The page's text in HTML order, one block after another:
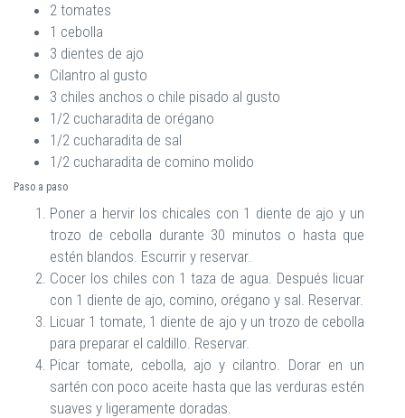
2 tomates
1 cebolla
3 dientes de ajo
Cilantro al gusto
3 chiles anchos o chile pisado al gusto
1/2 cucharadita de orégano
1/2 cucharadita de sal
1/2 cucharadita de comino molido
Paso a paso
Poner a hervir los chicales con 1 diente de ajo y un
trozo de cebolla durante 30 minutos o hasta que
estén blandos. Escurrir y reservar.
Cocer los chiles con 1 taza de agua. Después licuar
con 1 diente de ajo, comino, orégano y sal. Reservar.
Licuar 1 tomate, 1 diente de ajo y un trozo de cebolla
para preparar el caldillo. Reservar.
Picar tomate, cebolla, ajo y cilantro. Dorar en un
sartén con poco aceite hasta que las verduras estén
suaves y ligeramente doradas.